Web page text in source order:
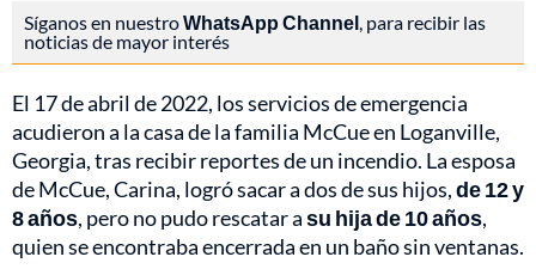
Síganos en nuestroWhatsApp Channel, para recibir las
noticias de mayor interés
El 17 de abril de 2022, los servicios de emergencia
acudieron a la casa de la familia McCue en Loganville,
Georgia, tras recibir reportes de un incendio. La esposa
de McCue, Carina, logró sacar a dos de sus hijos,de 12 y
8 años, pero no pudo rescatar asu hija de 10 años,
quien se encontraba encerrada en un baño sin ventanas.